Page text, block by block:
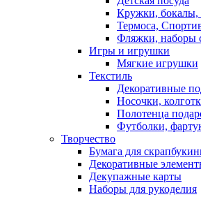
Кружки,
Термоса,
Фляжки, наборы
Игры и игрушки
Мягкие игрушки
Текстиль
Декоративные
Носочки,
Полотенца
Футболки,
Творчество
Бумага для
Декоративные
Декупажные карты
Наборы для рукоделия